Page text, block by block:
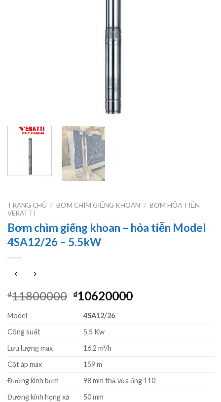
TRANG CHỦ / BƠM CHÌM GIẾNG KHOAN / BƠM HỎA TIỄN
VERATTI
Bơm chìm giếng khoan – hỏa tiễn Model
4SA12/26 – 5.5kW
₫11800000 Giá
là:
₫11800000.
₫10620000Giá
Model
4SA12/26
Công suất
5.5 Kw
Lưu lượng max
16.2 m³/h
Cột áp max
159 m
Đường kính bơm
98 mm thả vừa ống 110
Đường kính họng xả
50 mm